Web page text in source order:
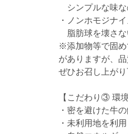
シンプルな味な
・ノンホモジナ
脂肪球を壊さな
※添加物等で固め
がありますが、
ぜひお召し上がり
【こだわり③ 環
・密を避けた牛
・未利用地を利